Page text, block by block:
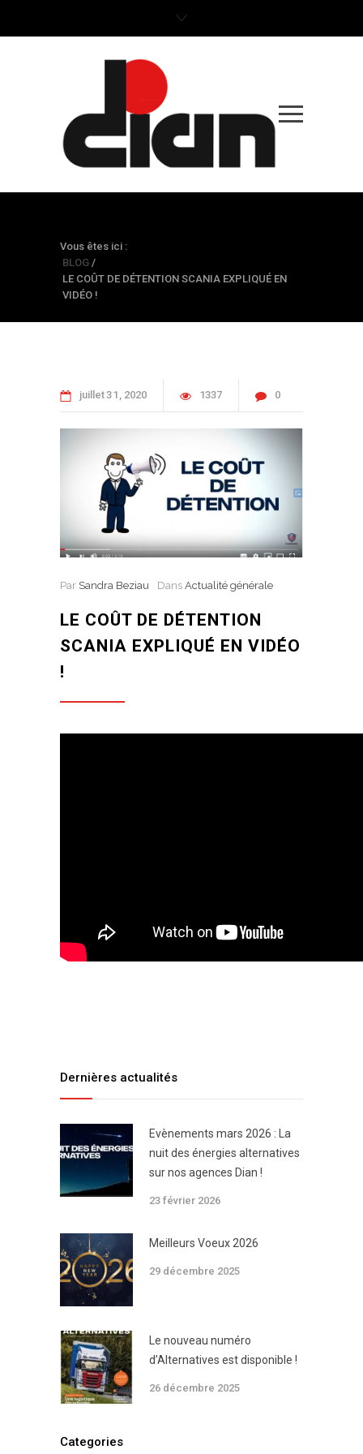
Vous êtes ici :
BLOG /
LE COÛT DE DÉTENTION SCANIA EXPLIQUÉ EN
VIDÉO !
juillet31 2020 1337 0
Par Sandra Beziau Dans Actualité générale
LE COÛT DE DÉTENTION
SCANIA EXPLIQUÉ EN VIDÉO
!
Dernières actualités
Evènements mars 2026 : La
nuit des énergies alternatives
sur nos agences Dian !
23 février 2026
Meilleurs Voeux 2026
29 décembre 2025
Le nouveau numéro
d’Alternatives est disponible !
26 décembre 2025
Categories